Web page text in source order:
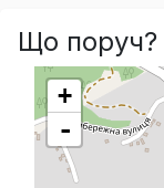
Що поруч?
+
-